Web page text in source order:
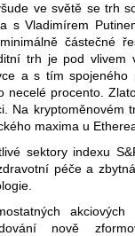
ve světě se trh
s Vladimírem
částečné
trh je pod vlivem
a s tím spojeného
necelé procento.
Na kryptoměnovém
maxima u
sektory indexu
péče a
nově